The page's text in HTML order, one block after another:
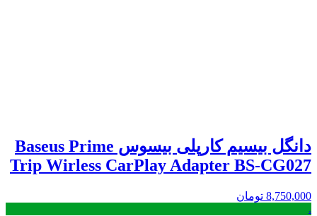
دانگل بیسیم کارپلی بیسوس Baseus Prime
Trip Wirless CarPlay Adapter BS-CG027
8,750,000 تومان
.